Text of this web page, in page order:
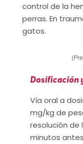
control de la
perras. En
gatos.
Dosificación
Vía oral a
mg/kg de
resolución de
minutos